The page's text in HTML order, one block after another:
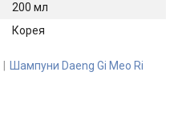
200 мл
Корея
Шампуни Daeng Gi Meo Ri